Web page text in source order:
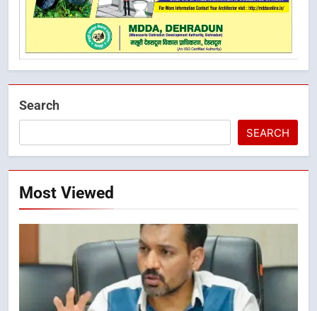
Search
SEARCH
Most Viewed